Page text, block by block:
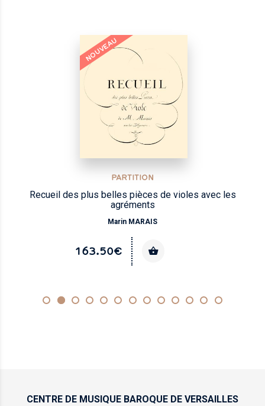
NOUVEAU
PARTITION
Recueil des plus belles pièces de violes avec les
agréments
Marin MARAIS
163.50€
CENTRE DE MUSIQUE BAROQUE DE VERSAILLES